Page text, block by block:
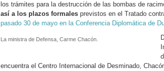
los trámites para la destrucción de las bombas de
así a los plazos formales previstos en el Tratado
pasado 30 de mayo en la Conferencia Diplomática de
La ministra de Defensa, Carme Chacón.
encuentra el Centro Internacional de Desminado,